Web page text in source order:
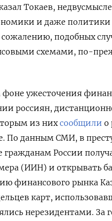
Токаев,
и даже политики
подобных
схемами, по-
фоне ужесточения
россиян,
из нихсообщили о
По данным СМИ, в
России
(ИИН) и открывать
финансового рынка
карт,
нерезидентами. За